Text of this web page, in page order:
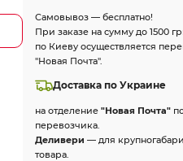
Самовывоз — бесплатно!
При заказе на сумму до 1500
по Киеву осуществляется
"Новая Почта".
Доставка по Украине
на отделение "Новая Почта"
перевозчика.
Деливери — для
товара.